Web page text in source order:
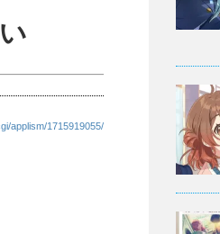
applism/1715919055/